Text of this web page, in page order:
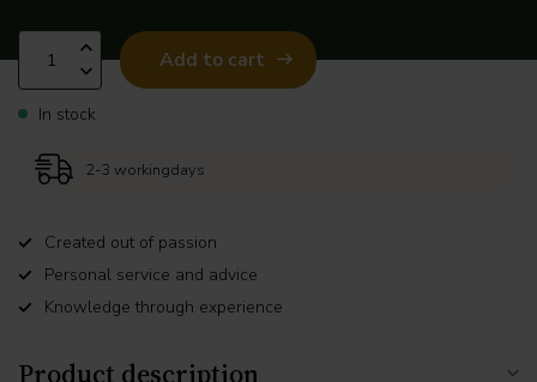
Add to cart
In stock
2-3 workingdays
Created out of passion
Personal service and advice
Knowledge through experience
Product description